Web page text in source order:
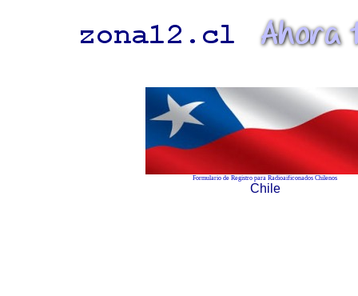
Formulario de Registro para Radioaificonados Chilenos
Chile